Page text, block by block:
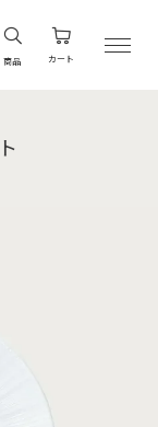
商品 カート